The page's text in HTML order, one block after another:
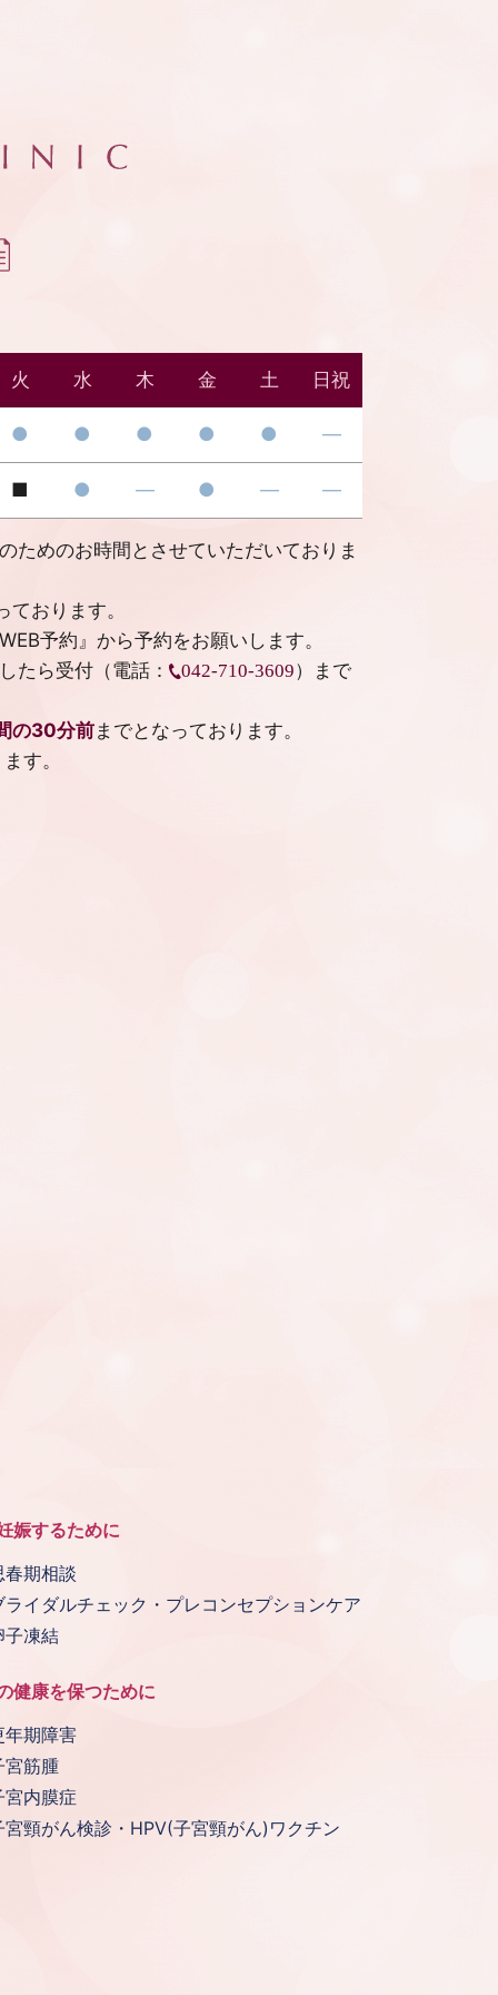
火 水 木 金 土 日祝
● ● ● ● ● ―
■ ● ― ● ― ―
ためのお時間とさせていただいておりま
ております。
WEB予約』から予約をお願いします。
たら受付（電話：
042-710-3609）まで
の30分前までとなっております。
す。
娠するために
春期相談
ライダルチェック・プレコンセプションケア
子凍結
健康を保つために
年期障害
宮筋腫
宮内膜症
宮頸がん検診・HPV(子宮頸がん)ワクチン